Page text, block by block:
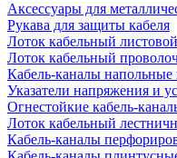
Аксессуары для
Рукава для защиты кабеля
Лоток кабельный листовой
Лоток кабельный
Кабель-каналы напольные
Указатели напряжения и
Огнестойкие кабель-
Лоток кабельный
Кабель-каналы